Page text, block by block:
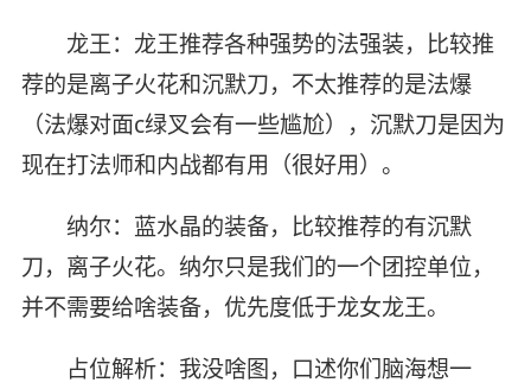
龙王：龙王推荐各种强势的法强装，比较推
荐的是离子火花和沉默刀，不太推荐的是法爆
（法爆对面c绿叉会有一些尴尬），沉默刀是因为
现在打法师和内战都有用（很好用）。
纳尔：蓝水晶的装备，比较推荐的有沉默
刀，离子火花。纳尔只是我们的一个团控单位，
并不需要给啥装备，优先度低于龙女龙王。
占位解析：我没啥图，口述你们脑海想一